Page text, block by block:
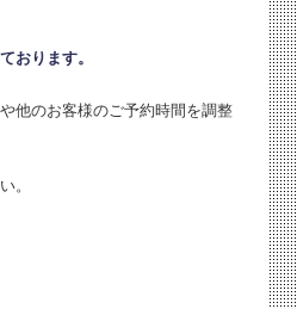
おります。
他のお客様のご予約時間を調整
。